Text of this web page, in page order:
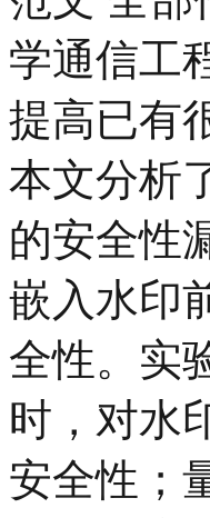
学通信工
提高已有
本文分析
的安全性
嵌入水印
全性。实
时，对水
安全性；